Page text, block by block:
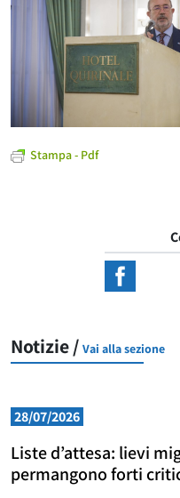
Stampa - Pdf
Notizie / Vai alla sezione
28/07/2026
Liste d’attesa: lievi
permangono forti